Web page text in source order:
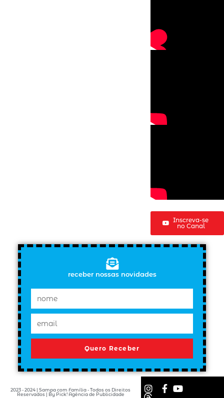
Inscreva-se
no Canal
receber nossas novidades
Quero Receber
2023 - 2024 | Sampa com Família - Todos os Direitos
Reservados | By Pick! Agência de Publicidade